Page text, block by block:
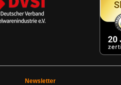
Newsletter